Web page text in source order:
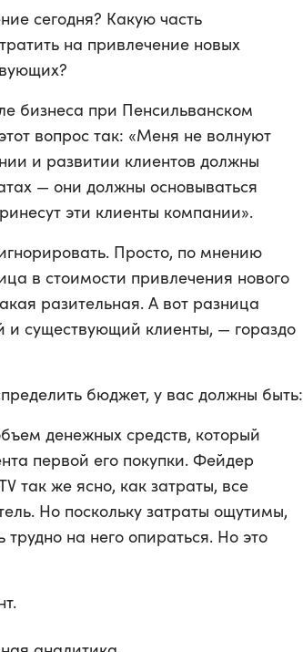
сегодня? Какую часть
на привлечение новых
бизнеса при Пенсильванском
вопрос так: «Меня не волнуют
и развитии клиентов должны
— они должны основываться
эти клиенты компании».
Просто, по мнению
в стоимости привлечения нового
разительная. А вот разница
и существующий клиенты, — гораздо
бюджет, у вас должны быть:
денежных средств, который
первой его покупки. Фейдер
так же ясно, как затраты, все
Но поскольку затраты ощутимы,
трудно на него опираться. Но это